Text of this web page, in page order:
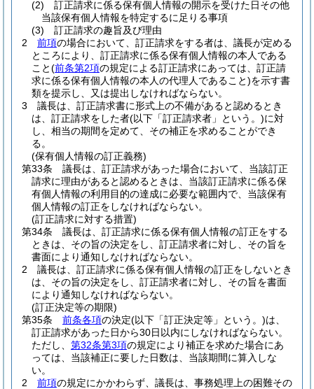
(2)
訂正請求に係る保有個人情報の開示を受けた日その他
当該保有個人情報を特定するに足りる事項
(3)
訂正請求の趣旨及び理由
2
前項の場合において、訂正請求をする者は、議長が定める
ところにより、訂正請求に係る保有個人情報の本人である
こと(前条第2項の規定による訂正請求にあっては、訂正請
求に係る保有個人情報の本人の代理人であること)を示す書
類を提示し、又は提出しなければならない。
3
議長は、訂正請求書に形式上の不備があると認めるとき
は、訂正請求をした者(以下「訂正請求者」という。)に対
し、相当の期間を定めて、その補正を求めることができ
る。
(保有個人情報の訂正義務)
第33条
議長は、訂正請求があった場合において、当該訂正
請求に理由があると認めるときは、当該訂正請求に係る保
有個人情報の利用目的の達成に必要な範囲内で、当該保有
個人情報の訂正をしなければならない。
(訂正請求に対する措置)
第34条
議長は、訂正請求に係る保有個人情報の訂正をする
ときは、その旨の決定をし、訂正請求者に対し、その旨を
書面により通知しなければならない。
2
議長は、訂正請求に係る保有個人情報の訂正をしないとき
は、その旨の決定をし、訂正請求者に対し、その旨を書面
により通知しなければならない。
(訂正決定等の期限)
第35条
前条各項の決定(以下「訂正決定等」という。)は、
訂正請求があった日から30日以内にしなければならない。
ただし、 第32条第3項の規定により補正を求めた場合にあ
っては、当該補正に要した日数は、当該期間に算入しな
い。
2
前項の規定にかかわらず、議長は、事務処理上の困難その